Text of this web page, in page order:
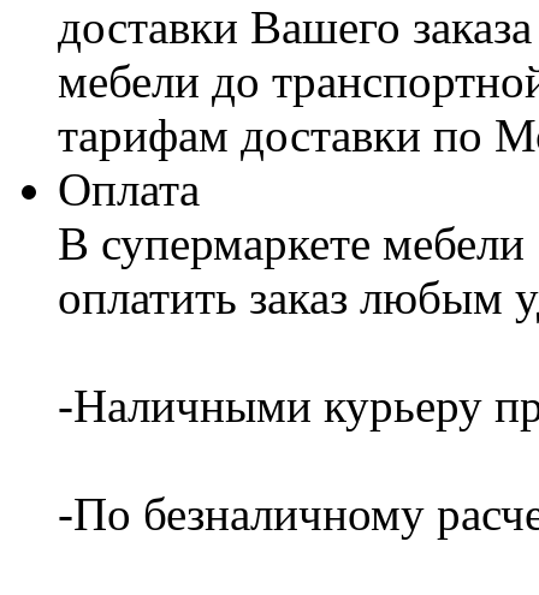
доставки Вашего
мебели до
тарифам доставки по
Оплата
В супермаркете
оплатить заказ любым
-Наличными курьеру
-По безналичному